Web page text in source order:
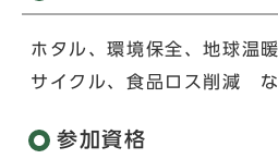
ホタル、環境保全、地球温
サイクル、食品ロス削減
参加資格